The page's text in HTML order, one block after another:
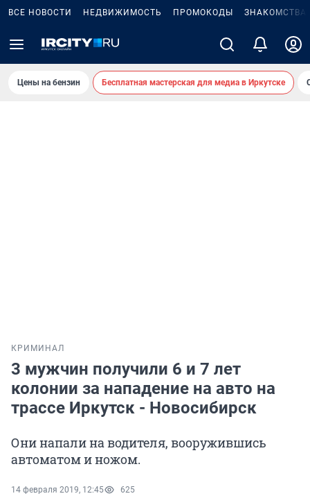
ВСЕ НОВОСТИ НЕДВИЖИМОСТЬ ПРОМОКОДЫ ЗНАКОМСТВА
Цены на бензин Бесплатная мастерская для медиа в Иркутске
КРИМИНАЛ
3 мужчин получили 6 и 7 лет
колонии за нападение на авто на
трассе Иркутск - Новосибирск
Они напали на водителя, вооружившись
автоматом и ножом.
14 февраля 2019, 12:45 625